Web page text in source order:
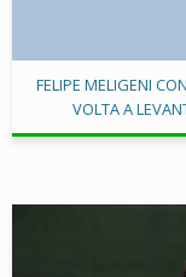
FELIPE MELIGENI
VOLTA A